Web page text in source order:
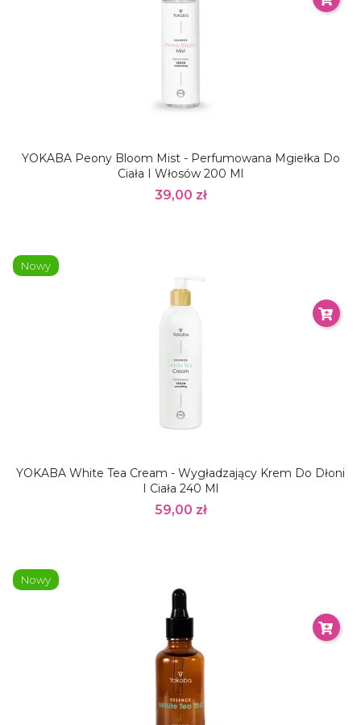
YOKABA Peony Bloom Mist - Perfumowana Mgiełka Do
Ciała I Włosów 200 Ml
39,00 zł
YOKABA White Tea Cream - Wygładzający Krem Do Dłoni
I Ciała 240 Ml
59,00 zł
Nowy
Nowy